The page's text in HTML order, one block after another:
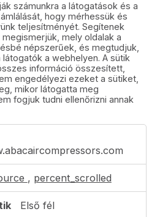
számunkra a látogatások és a
hogy mérhessük és
teljesítményét. Segítenek
mely oldalak a
népszerűek, és megtudjuk,
a webhelyen. A sütik
információ összesített,
engedélyezi ezeket a sütiket,
mikor látogatta meg
fogjuk tudni ellenőrizni annak
, percent_scrolled
Első fél